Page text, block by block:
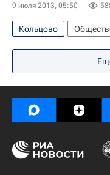
9 июля 2013, 05:50
Кольцово
Образование -
Новосибирская
Европа
Правительство
Детские вопросы